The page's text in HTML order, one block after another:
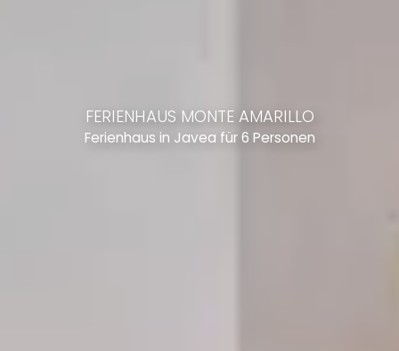
FERIENHAUS MONTE AMARILLO
Ferienhaus in Javea für 6 Personen